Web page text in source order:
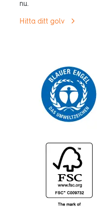
nu.
Hitta ditt golv